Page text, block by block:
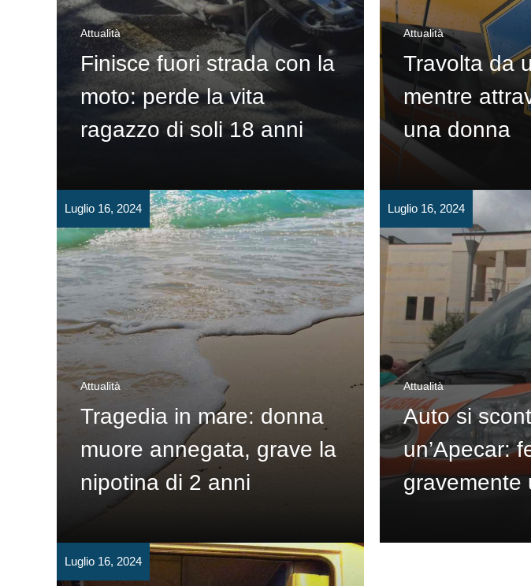
Attualità
Finisce fuori strada con la
moto: perde la vita
ragazzo di soli 18 anni
Attualità
Travolta da
mentre
una donna
Luglio 16, 2024
Attualità
Tragedia in mare: donna
muore annegata, grave la
nipotina di 2 anni
Luglio 16, 2024
Attualità
Auto si
un’Apecar:
gravemente
Luglio 16, 2024